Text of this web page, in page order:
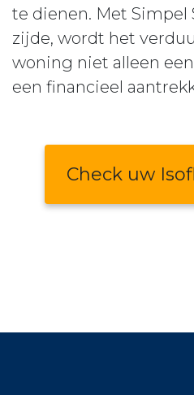
te dienen. Met Simpel
zijde, wordt het
woning niet alleen
een financieel
Check uw